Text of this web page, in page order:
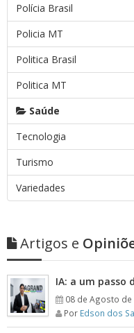
Polícia Brasil
Policia MT
Politica Brasil
Politica MT
Saúde
Tecnologia
Turismo
Variedades
Artigos e
IA: a um passo
08 de Agosto de
Por Edson dos